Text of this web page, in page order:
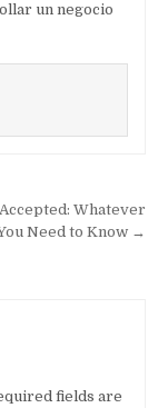
un negocio
Whatever
Need to Know →
fields are